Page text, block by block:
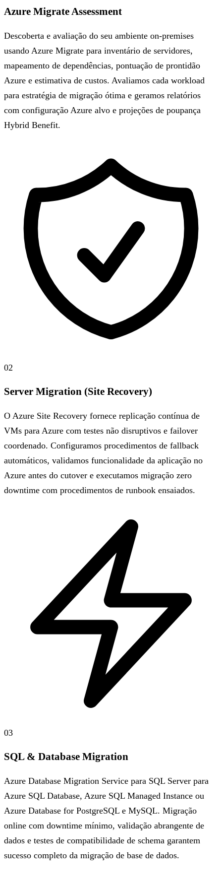
Azure Migrate Assessment
Descoberta e avaliação do seu ambiente on-premises
usando Azure Migrate para inventário de servidores,
mapeamento de dependências, pontuação de prontidão
Azure e estimativa de custos. Avaliamos cada workload
para estratégia de migração ótima e geramos relatórios
com configuração Azure alvo e projeções de poupança
Hybrid Benefit.
02
Server Migration (Site Recovery)
O Azure Site Recovery fornece replicação contínua de
VMs para Azure com testes não disruptivos e failover
coordenado. Configuramos procedimentos de fallback
automáticos, validamos funcionalidade da aplicação no
Azure antes do cutover e executamos migração zero
downtime com procedimentos de runbook ensaiados.
03
SQL & Database Migration
Azure Database Migration Service para SQL Server para
Azure SQL Database, Azure SQL Managed Instance ou
Azure Database for PostgreSQL e MySQL. Migração
online com downtime mínimo, validação abrangente de
dados e testes de compatibilidade de schema garantem
sucesso completo da migração de base de dados.